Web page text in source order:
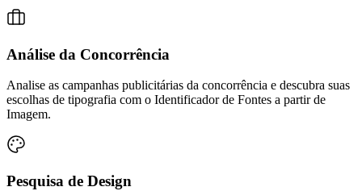
Análise da Concorrência
Analise as campanhas publicitárias da concorrência e descubra suas
escolhas de tipografia com o Identificador de Fontes a partir de
Imagem.
Pesquisa de Design